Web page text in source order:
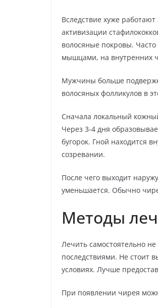
Вследствие хуже
активизации
волосяные покровы.
мышцами, на внутренних
Мужчины больше
волосяных фолликулов в
Сначала локальный
Через 3-4 дня
бугорок. Гной находится
созревании.
После чего выходит
уменьшается. Обычно
Методы
Лечить самостоятельно
последствиями. Не стоит
условиях. Лучше
При появлении чирея